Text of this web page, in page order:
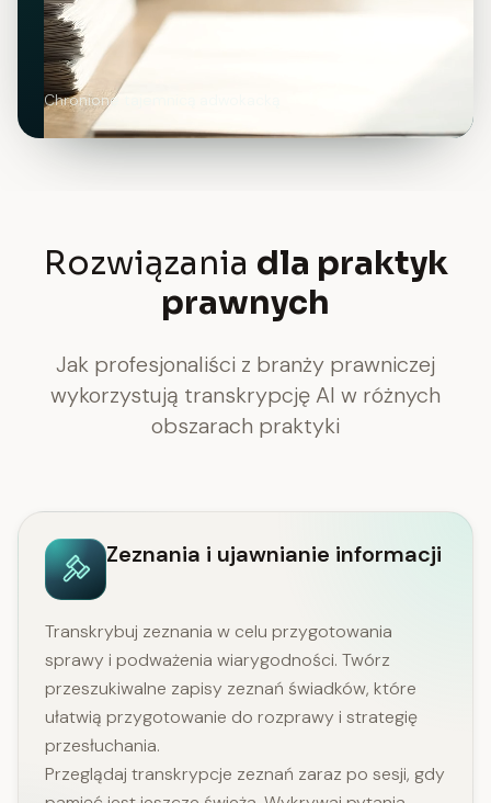
Chronione tajemnicą adwokacką
Rozwiązania dla praktyk
prawnych
Jak profesjonaliści z branży prawniczej
wykorzystują transkrypcję AI w różnych
obszarach praktyki
Zeznania i ujawnianie informacji
Transkrybuj zeznania w celu przygotowania
sprawy i podważenia wiarygodności. Twórz
przeszukiwalne zapisy zeznań świadków, które
ułatwią przygotowanie do rozprawy i strategię
przesłuchania.
Przeglądaj transkrypcje zeznań zaraz po sesji, gdy